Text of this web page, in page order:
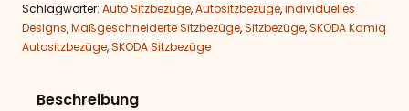
Schlagwörter: Auto Sitzbezüge,Autositzbezüge,individuelles
Designs,Maßgeschneiderte Sitzbezüge,Sitzbezüge,SKODA Kamiq
Autositzbezüge,SKODA Sitzbezüge
Beschreibung